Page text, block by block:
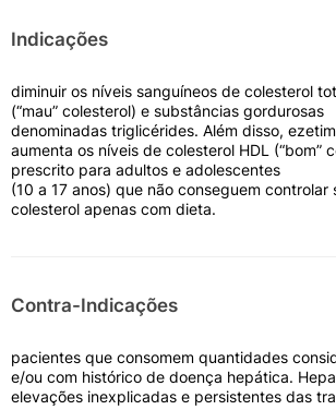
Indicações
diminuir os níveis sanguíneos de colesterol
(“mau” colesterol) e substâncias gordurosas
denominadas triglicérides. Além disso,
aumenta os níveis de colesterol HDL (“bom”
prescrito para adultos e adolescentes
(10 a 17 anos) que não conseguem controlar
colesterol apenas com dieta.
Contra-Indicações
pacientes que consomem quantidades
e/ou com histórico de doença hepática.
elevações inexplicadas e persistentes das